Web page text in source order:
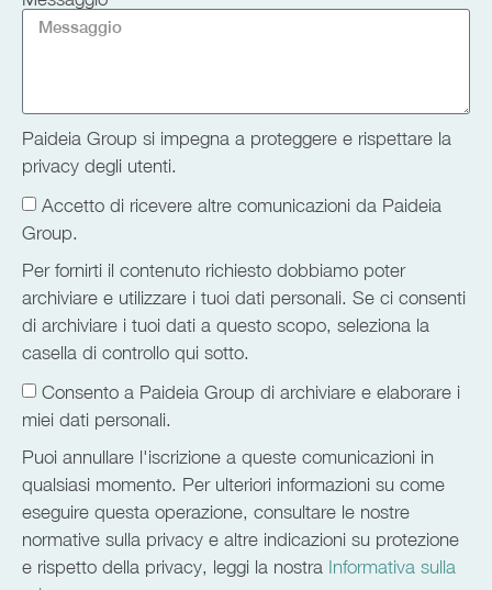
Paideia Group si impegna a proteggere e rispettare la
privacy degli utenti.
Accetto di ricevere altre comunicazioni da Paideia
Group.
Per fornirti il contenuto richiesto dobbiamo poter
archiviare e utilizzare i tuoi dati personali. Se ci consenti
di archiviare i tuoi dati a questo scopo, seleziona la
casella di controllo qui sotto.
Consento a Paideia Group di archiviare e elaborare i
miei dati personali.
Puoi annullare l'iscrizione a queste comunicazioni in
qualsiasi momento. Per ulteriori informazioni su come
eseguire questa operazione, consultare le nostre
normative sulla privacy e altre indicazioni su protezione
e rispetto della privacy, leggi la nostra Informativa sulla